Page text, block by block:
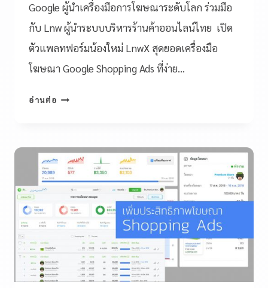
Google ผู้นำเครื่องมือการโฆษณาระดับโลก ร่วมมือ
กับ Lnw ผู้นำระบบบริหารร้านค้าออนไลน์ไทย เปิด
ตัวแพลทฟอร์มน้องใหม่ LnwX สุดยอดเครื่องมือ
โฆษณา Google Shopping Ads ที่ง่าย…
อ่านต่อ